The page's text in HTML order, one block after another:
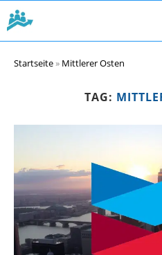
Startseite» Mittlerer Osten
TAG: